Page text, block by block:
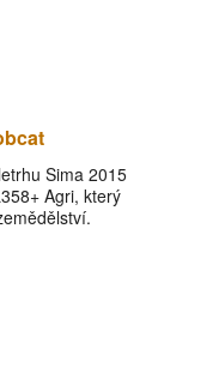
Sima 2015
Agri, který